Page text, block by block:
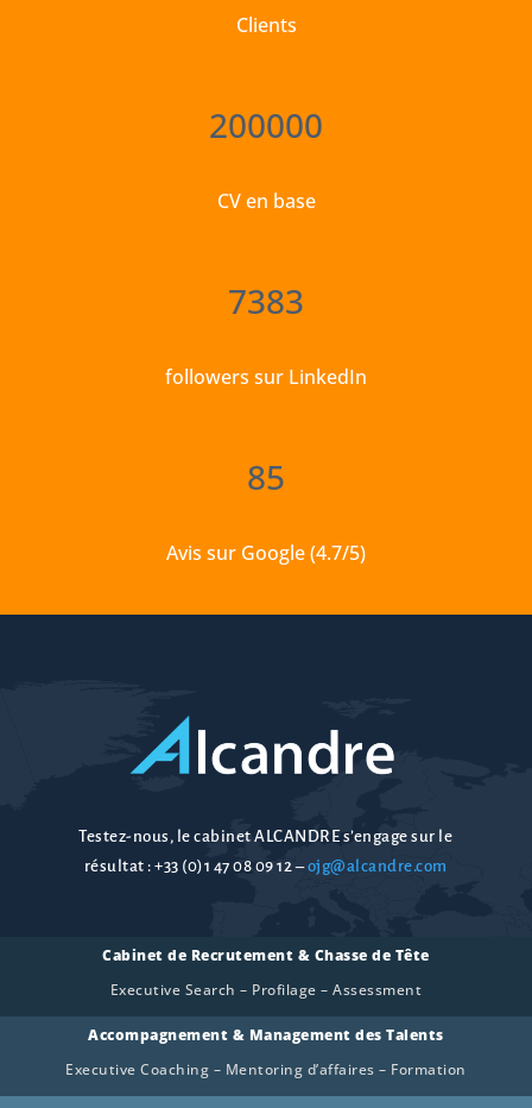
Clients
200000
CV en base
7383
followers sur LinkedIn
85
Avis sur Google (4.7/5)
Testez-nous, le cabinet ALCANDRE s’engage sur le
résultat :+33 (0)1 47 08 09 12–ojg@alcandre.com
Cabinet de Recrutement & Chasse de Tête
Executive Search – Profilage – Assessment
Accompagnement & Management des Talents
Executive Coaching – Mentoring d’affaires – Formation